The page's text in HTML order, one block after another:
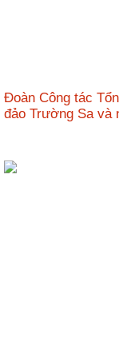
Đoàn Công tác
đảo Trường Sa và